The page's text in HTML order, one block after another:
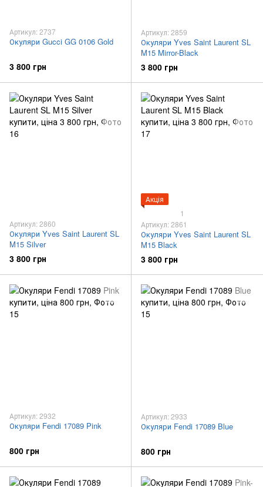
Артикул: 2737
Окуляри Gucci GG 0106 Gold
3 800 грн
Артикул: 2859
Окуляри Yves Saint Laurent SL
M15 Mirror-Black
3 800 грн
Артикул: 2860
Окуляри Yves Saint Laurent SL
M15 Silver
3 800 грн
Акція
1
Артикул: 2861
Окуляри Yves Saint Laurent SL
M15 Black
3 800 грн
Артикул: 2932
Окуляри Fendi 17089 Pink
800 грн
Артикул: 2933
Окуляри Fendi 17089 Blue
800 грн